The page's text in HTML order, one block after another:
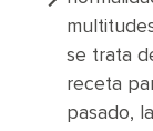
se trata
receta
pasado,